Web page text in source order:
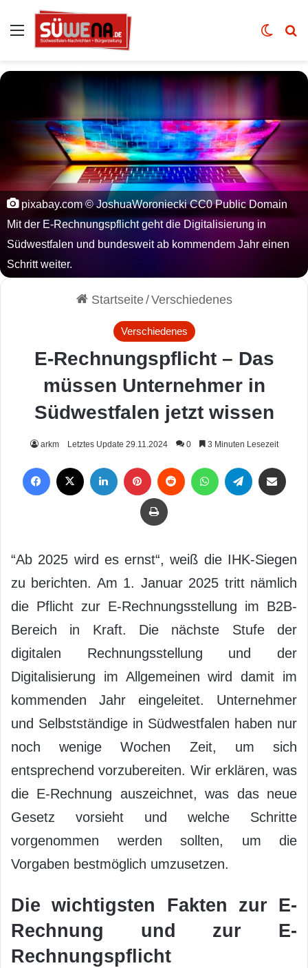
Auswahl Skin
pixabay.com © JoshuaWoroniecki CC0 Public Domain
Mit der E-Rechnungspflicht geht die Digitalisierung in
Südwestfalen und bundesweit ab kommendem Jahr einen
Schritt weiter.
Startseite/Verschiedenes
Verschiedenes
E-Rechnungspflicht – Das
müssen Unternehmer in
Südwestfalen jetzt wissen
arkm Letztes Update 29.11.2024 0 3 Minuten Lesezeit
Drucken
“Ab 2025 wird es ernst“, weiß die IHK-Siegen
zu berichten. Am 1. Januar 2025 tritt nämlich
die Pflicht zur E-Rechnungsstellung im B2B-
Bereich in Kraft. Die nächste Stufe der
digitalen Rechnungsstellung und der
Digitalisierung im Allgemeinen wird damit im
kommenden Jahr eingeleitet. Unternehmer
und Selbstständige in Südwestfalen haben nur
noch wenige Wochen Zeit, um sich
entsprechend vorzubereiten. Wir erklären, was
die E-Rechnung auszeichnet, was das neue
Gesetz vorsieht und welche Schritte
vorgenommen werden sollten, um die
Vorgaben bestmöglich umzusetzen.
Die wichtigsten Fakten zur E-
Rechnung und zur E-
Rechnungspflicht